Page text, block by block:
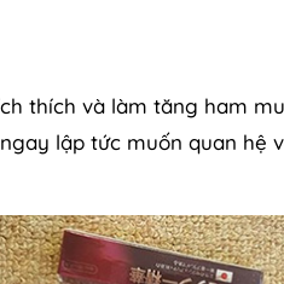
thích và làm tăng ham
lập tức muốn quan hệ